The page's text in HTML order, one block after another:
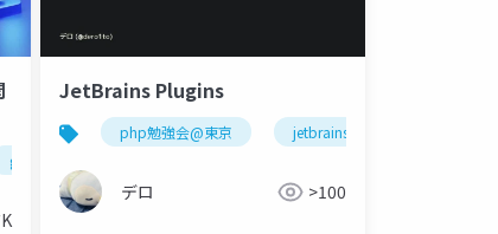
generative ai
JetBrains Plugins
php勉強会@東京 jetbrains
デロ >100